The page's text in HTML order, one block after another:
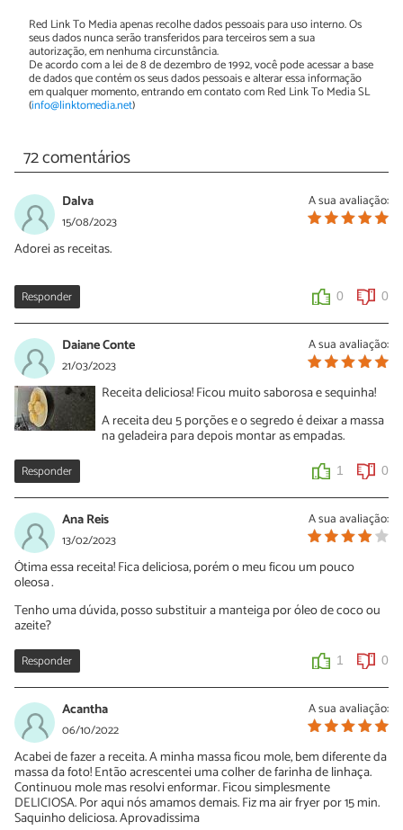
Red Link To Media apenas recolhe dados pessoais para uso interno. Os
seus dados nunca serão transferidos para terceiros sem a sua
autorização, em nenhuma circunstância.
De acordo com a lei de 8 de dezembro de 1992, você pode acessar a base
de dados que contém os seus dados pessoais e alterar essa informação
em qualquer momento, entrando em contato com Red Link To Media SL
(info@linktomedia.net)
72 comentários
A sua avaliação:
Dalva
15/08/2023
Adorei as receitas.
Responder 0 0
A sua avaliação:
Daiane Conte
21/03/2023
Receita deliciosa! Ficou muito saborosa e sequinha!
A receita deu 5 porções e o segredo é deixar a massa
na geladeira para depois montar as empadas.
Responder 1 0
A sua avaliação:
Ana Reis
13/02/2023
Ótima essa receita! Fica deliciosa, porém o meu ficou um pouco
oleosa…
Tenho uma dúvida, posso substituir a manteiga por óleo de coco ou
azeite?
Responder 1 0
A sua avaliação:
Acantha
06/10/2022
Acabei de fazer a receita. A minha massa ficou mole, bem diferente da
massa da foto! Então acrescentei uma colher de farinha de linhaça.
Continuou mole mas resolvi enformar. Ficou simplesmente
DELICIOSA. Por aqui nós amamos demais. Fiz ma air fryer por 15 min.
Saquinho deliciosa. Aprovadissima